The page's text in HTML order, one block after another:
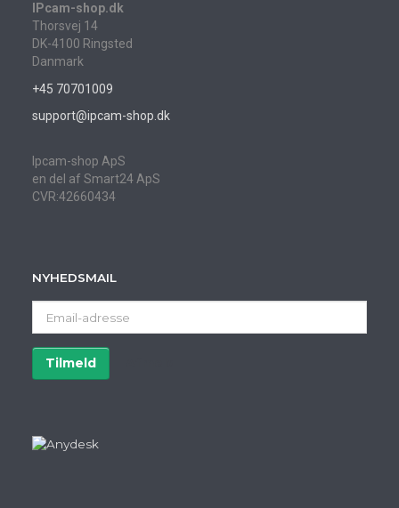
IPcam-shop.dk
Thorsvej 14
DK-4100 Ringsted
Danmark
+45 70701009
support@ipcam-shop.dk
Ipcam-shop ApS
en del af Smart24 ApS
CVR:42660434
NYHEDSMAIL
adresse
Tilmeld